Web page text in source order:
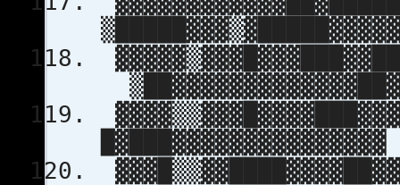
▒██▓▓▓▓▓▓▓▓▓▓▓▓▓██▓
█▓███▓▓▓▓▓▓▓▓▓▓▓▓▓▓▓